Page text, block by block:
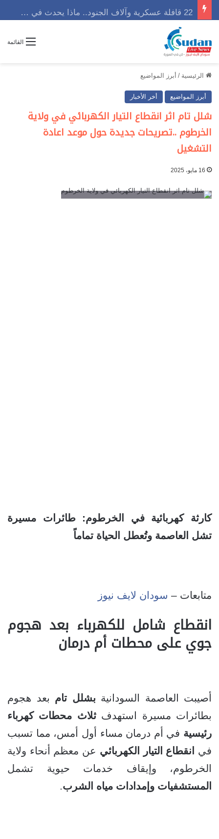
القائمة
الرئيسية / أبرز المواضيع
أبرز المواضيع أخر الأخبار
شلل تام اثر انقطاع التيار الكهربائي في ولاية
الخرطوم ..تصريحات جديدة حول موعد اعادة
التشغيل
16 مايو، 2025
كارثة كهربائية في الخرطوم: طائرات مسيرة
تشل العاصمة وتُعطل الحياة تماماً
متابعات – سودان لايف نيوز
انقطاع شامل للكهرباء بعد هجوم
جوي على محطات أم درمان
أصيبت العاصمة السودانية بشلل تام بعد هجوم
بطائرات مسيرة استهدفثلاث محطات كهرباء
رئيسية في أم درمان مساء أول أمس، مما تسبب
في انقطاع التيار الكهربائي عن معظم أنحاء ولاية
الخرطوم، وإيقاف خدمات حيوية تشمل
المستشفيات وإمدادات مياه الشرب